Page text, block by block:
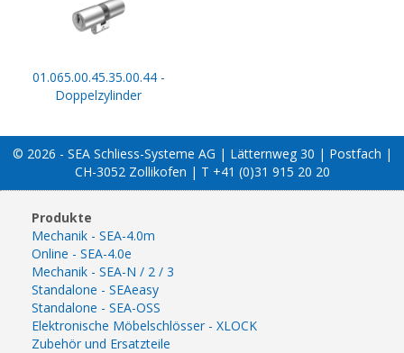
01.065.00.45.35.00.44 -
Doppelzylinder
© 2026 - SEA Schliess-Systeme AG | Lätternweg 30 | Postfach |
CH-3052 Zollikofen | T +41 (0)31 915 20 20
Produkte
Mechanik - SEA-4.0m
Online - SEA-4.0e
Mechanik - SEA-N / 2 / 3
Standalone - SEAeasy
Standalone - SEA-OSS
Elektronische Möbelschlösser - XLOCK
Zubehör und Ersatzteile